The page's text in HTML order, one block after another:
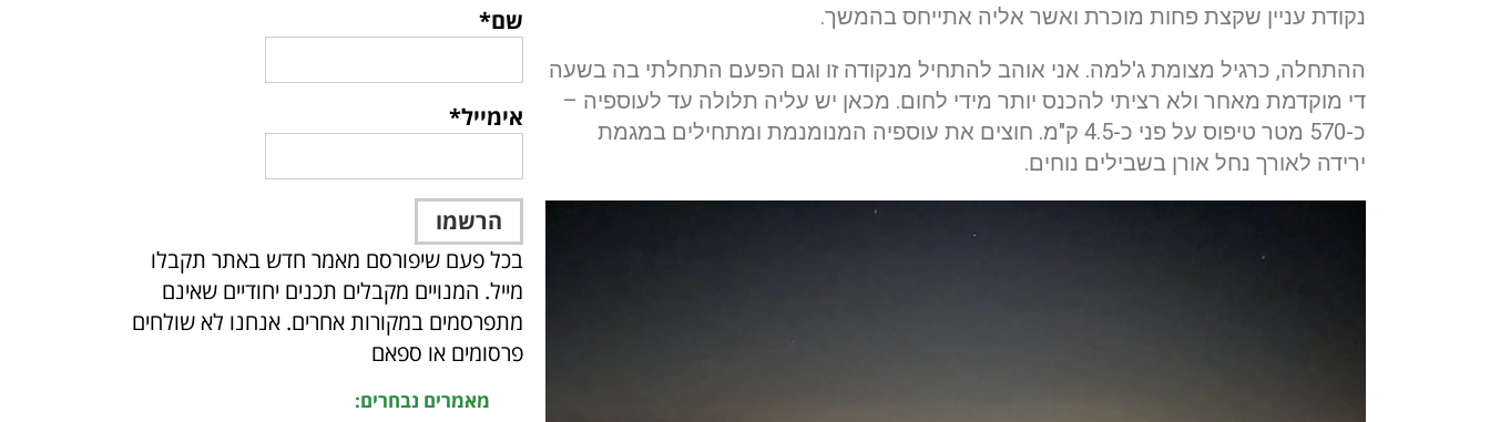
נקודת עניין שקצת פחות מוכרת ואשר אליה אתייחס בהמשך.
ההתחלה, כרגיל מצומת ג'למה. אני אוהב להתחיל מנקודה זו וגם הפעם התחלתי בה בשעה
די מוקדמת מאחר ולא רציתי להכנס יותר מידי לחום. מכאן יש עליה תלולה עד לעוספיה –
כ-570 מטר טיפוס על פני כ-4.5 ק"מ. חוצים את עוספיה המנומנמת ומתחילים במגמת
ירידה לאורך נחל אורן בשבילים נוחים.
שם*
אימייל*
בכל פעם שיפורסם מאמר חדש באתר תקבלו
מייל. המנויים מקבלים תכנים יחודיים שאינם
מתפרסמים במקורות אחרים. אנחנו לא שולחים
פרסומים או ספאם
מאמרים נבחרים: